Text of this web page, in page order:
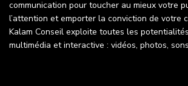
communication pour toucher au mieux votre
l’attention et emporter la conviction de votre
Kalam Conseil exploite toutes les
multimédia et interactive : vidéos, photos,